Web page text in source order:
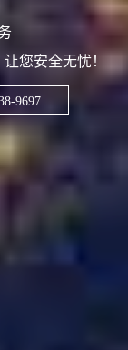
您安全无忧！
9697